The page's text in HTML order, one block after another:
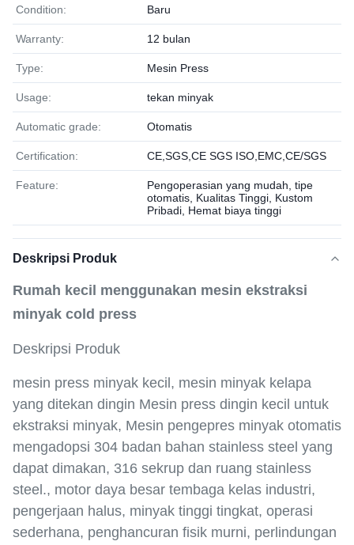
Condition: Baru
Warranty: 12 bulan
Type: Mesin Press
Usage: tekan minyak
Automatic grade: Otomatis
Certification: CE,SGS,CE SGS ISO,EMC,CE/SGS
Feature:
Pengoperasian yang mudah, tipe
otomatis, Kualitas Tinggi, Kustom
Pribadi, Hemat biaya tinggi
Deskripsi Produk
Rumah kecil menggunakan mesin ekstraksi
minyak cold press
Deskripsi Produk
mesin press minyak kecil, mesin minyak kelapa
yang ditekan dingin Mesin press dingin kecil untuk
ekstraksi minyak, Mesin pengepres minyak otomatis
mengadopsi 304 badan bahan stainless steel yang
dapat dimakan, 316 sekrup dan ruang stainless
steel., motor daya besar tembaga kelas industri,
pengerjaan halus, minyak tinggi tingkat, operasi
sederhana, penghancuran fisik murni, perlindungan